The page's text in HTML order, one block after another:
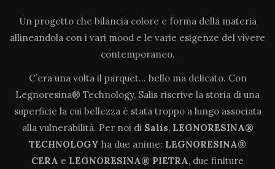
Un progetto che bilancia colore e forma della materia
allineandola con i vari mood e le varie esigenze del vivere
contemporaneo.
C’era una volta il parquet… bello ma delicato. Con
Legnoresina® Technology, Salis riscrive la storia di una
superficie la cui bellezza è stata troppo a lungo associata
alla vulnerabilità. Per noi di Salis, LEGNORESINA®
TECHNOLOGY ha due anime: LEGNORESINA®
CERA e LEGNORESINA® PIETRA, due finiture